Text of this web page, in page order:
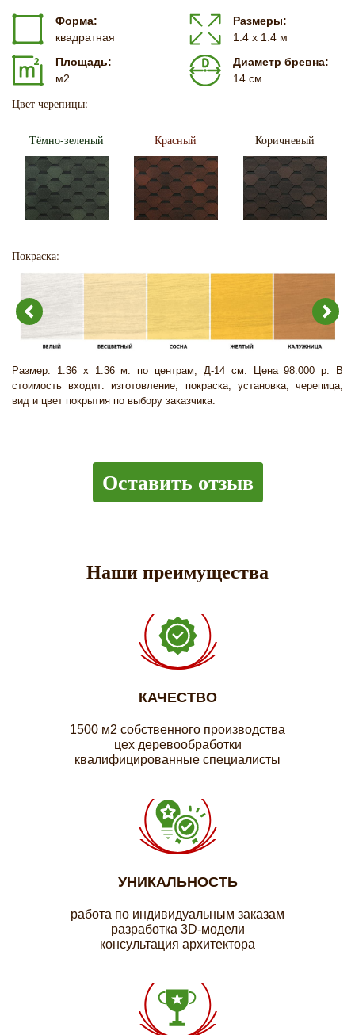
Форма:
квадратная
Размеры:
1.4 х 1.4 м
Площадь:
м2
Диаметр бревна:
14 см
Цвет черепицы:
Тёмно-зеленый Красный Коричневый
Покраска:
Размер: 1.36 х 1.36 м. по центрам, Д-14 см. Цена 98.000 р. В
стоимость входит: изготовление, покраска, установка, черепица,
вид и цвет покрытия по выбору заказчика.
Оставить отзыв
Наши преимущества
КАЧЕСТВО
1500 м2 собственного производства
цех деревообработки
квалифицированные специалисты
УНИКАЛЬНОСТЬ
работа по индивидуальным заказам
разработка 3D-модели
консультация архитектора